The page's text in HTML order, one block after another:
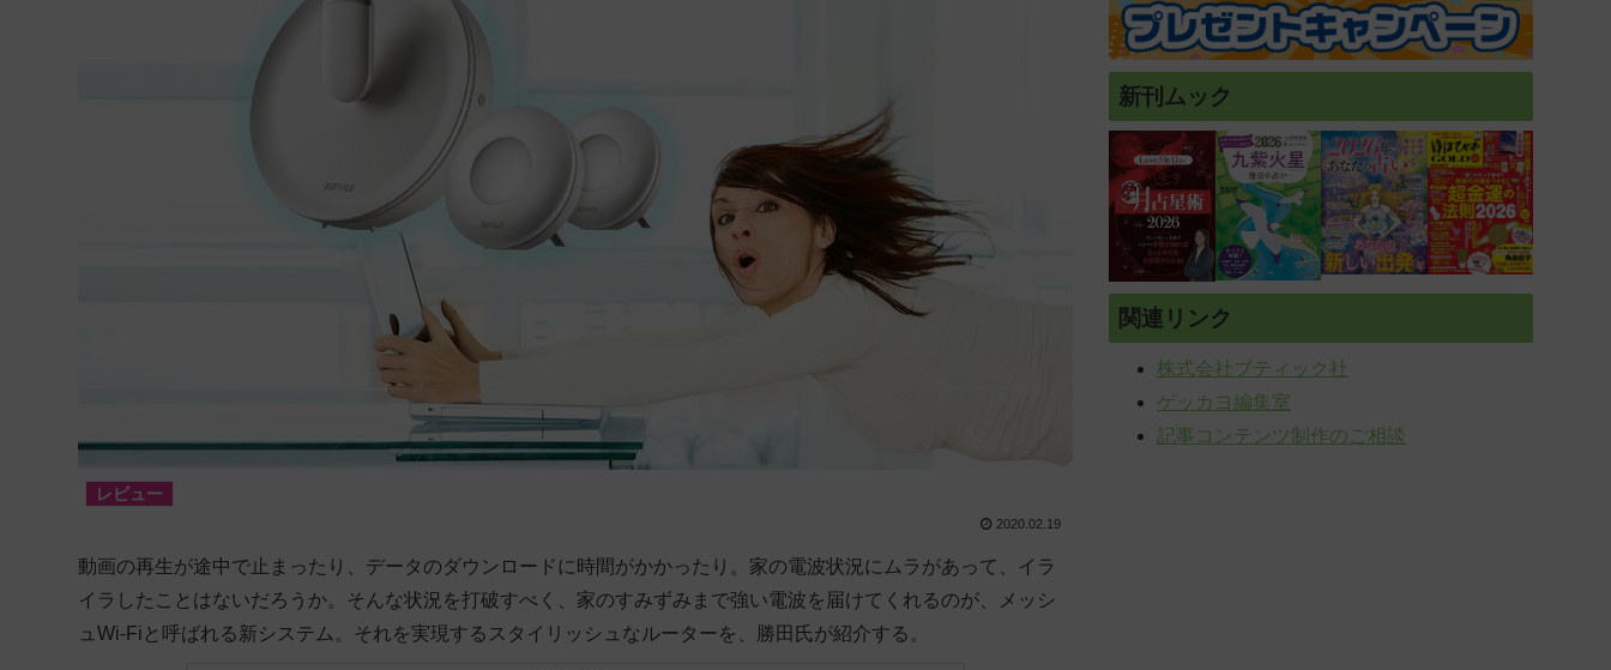
レビュー
2020.02.19
動画の再生が途中で止まったり、データのダウンロードに時間がかかったり。家の電波状況にムラがあって、イラ
イラしたことはないだろうか。そんな状況を打破すべく、家のすみずみまで強い電波を届けてくれるのが、メッシ
ュWi-Fiと呼ばれる新システム。それを実現するスタイリッシュなルーターを、勝田氏が紹介する。
新刊ムック
関連リンク
株式会社ブティック社
ゲッカヨ編集室
記事コンテンツ制作のご相談